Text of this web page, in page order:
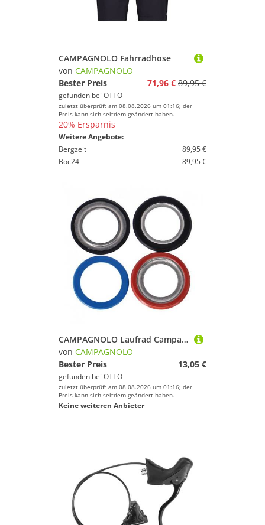
CAMPAGNOLO Fahrradhose
von CAMPAGNOLO
Bester Preis
71,96 € 89,95 €
gefunden bei OTTO
zuletzt überprüft am 08.08.2026 um 01:16; der
Preis kann sich seitdem geändert haben.
20% Ersparnis
Weitere Angebote:
Bergzeit
89,95 €
Boc24
89,95 €
CAMPAGNOLO Laufrad Campagnolo Gravel/CX Kit für Industrielager Nabe DB WH19-KITCXIB,Rille
von CAMPAGNOLO
Bester Preis
13,05 €
gefunden bei OTTO
zuletzt überprüft am 08.08.2026 um 01:16; der
Preis kann sich seitdem geändert haben.
Keine weiteren Anbieter